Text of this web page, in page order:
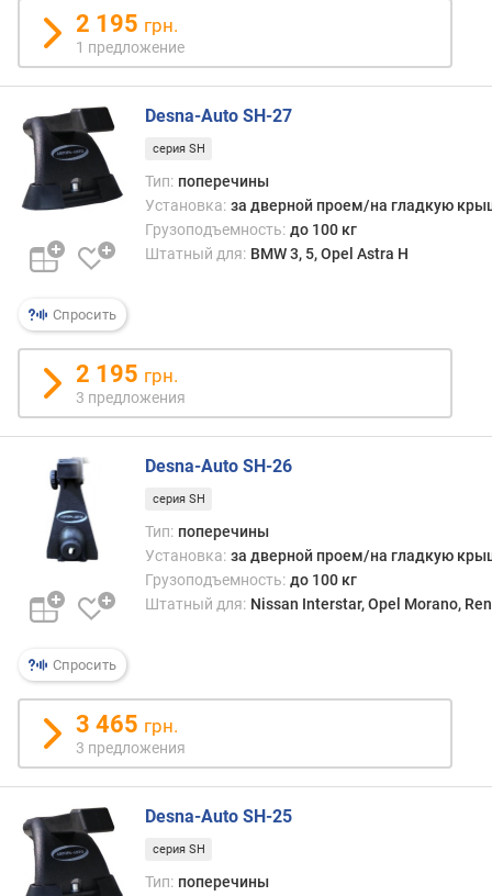
р
е
ч
и
н
(
с
м
)
в
т
р
а
я
п
о
п
е
р
е
ч
и
а
(
м
2 195 грн.
1 предложение
Спросить
Desna-Auto SH-27
серия SH
Тип: поперечины
Установка: за дверной проем/на гладкую
Грузоподъемность: до 100 кг
Штатный для: BMW 3, 5, Opel Astra Н
2 195 грн.
3 предложения
Спросить
Desna-Auto SH-26
серия SH
Тип: поперечины
Установка: за дверной проем/на гладкую
Грузоподъемность: до 100 кг
Штатный для: Nissan Interstar, Opel Morano,
3 465 грн.
3 предложения
Desna-Auto SH-25
серия SH
Тип: поперечины